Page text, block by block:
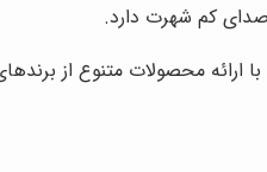
با ارائه محصولات متنوع از